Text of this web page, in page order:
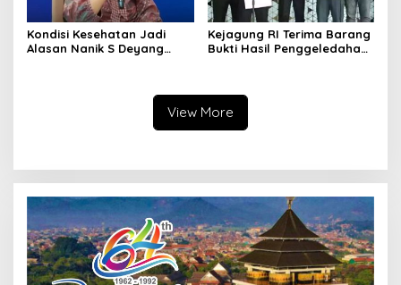
Kondisi Kesehatan Jadi
Alasan Nanik S Deyang
Kejagung RI Terima Barang
Bukti Hasil Penggeledahan
View More